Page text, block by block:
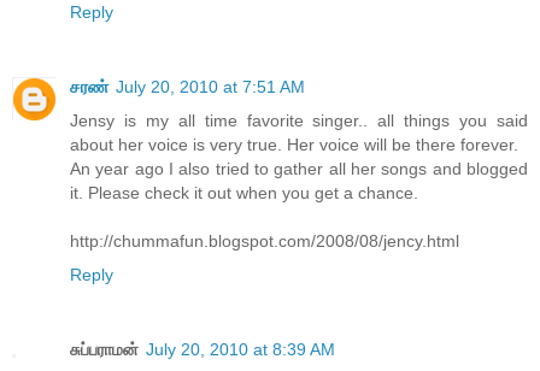
Reply
சரண் July 20, 2010 at 7:51 AM
Jensy is my all time favorite singer.. all things you said
about her voice is very true. Her voice will be there forever.
An year ago I also tried to gather all her songs and blogged
it. Please check it out when you get a chance.
http://chummafun.blogspot.com/2008/08/jency.html
Reply
சுப்பராமன் July 20, 2010 at 8:39 AM